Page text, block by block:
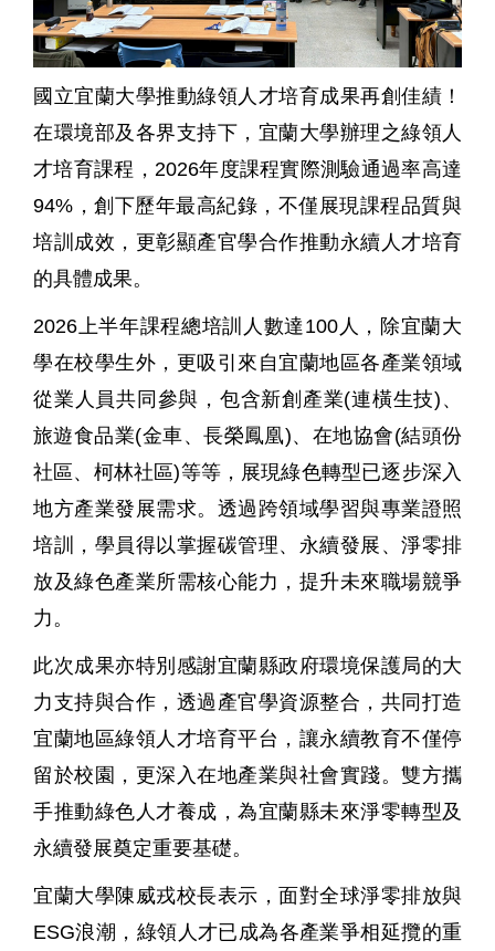
國立宜蘭大學推動綠領人才培育成果再創佳績！
在環境部及各界支持下，宜蘭大學辦理之綠領人
才培育課程， 2026年度課程實際測驗通過率高達
94% ，創下歷年最高紀錄，不僅展現課程品質與
培訓成效，更彰顯產官學合作推動永續人才培育
的具體成果。
2026 上半年課程總培訓人數達100 人，除宜蘭大
學在校學生外，更吸引來自宜蘭地區各產業領域
從業人員共同參與，包含新創產業(連橫生技) 、
旅遊食品業(金車、長榮鳳凰)、在地協會(結頭份
社區、柯林社區)等等，展現綠色轉型已逐步深入
地方產業發展需求。透過跨領域學習與專業證照
培訓，學員得以掌握碳管理、永續發展、淨零排
放及綠色產業所需核心能力，提升未來職場競爭
力。
此次成果亦特別感謝宜蘭縣政府環境保護局的大
力支持與合作，透過產官學資源整合，共同打造
宜蘭地區綠領人才培育平台，讓永續教育不僅停
留於校園，更深入在地產業與社會實踐。雙方攜
手推動綠色人才養成，為宜蘭縣未來淨零轉型及
永續發展奠定重要基礎。
宜蘭大學陳威戎校長表示，面對全球淨零排放與
ESG浪潮，綠領人才已成為各產業爭相延攬的重